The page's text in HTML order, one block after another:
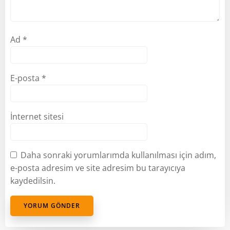
Ad *
E-posta *
İnternet sitesi
Daha sonraki yorumlarımda kullanılması için adım,
e-posta adresim ve site adresim bu tarayıcıya
kaydedilsin.